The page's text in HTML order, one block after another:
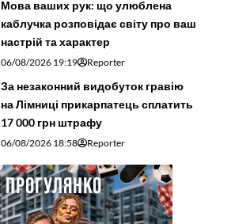
Мова ваших рук: що улюблена
каблучка розповідає світу про ваш
настрій та характер
06/08/2026 19:19 Reporter
За незаконний видобуток гравію
на Лімниці прикарпатець сплатить
17 000 грн штрафу
06/08/2026 18:58 Reporter